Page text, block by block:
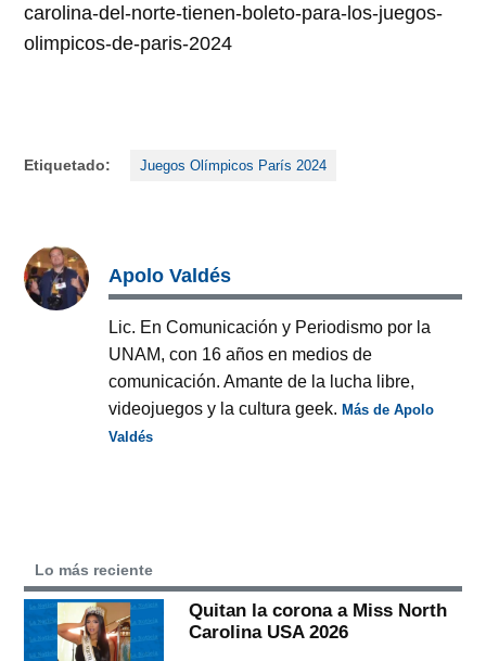
carolina-del-norte-tienen-boleto-para-los-juegos-
olimpicos-de-paris-2024
Etiquetado: Juegos Olímpicos París 2024
Apolo Valdés
Lic. En Comunicación y Periodismo por la
UNAM, con 16 años en medios de
comunicación. Amante de la lucha libre,
videojuegos y la cultura geek.Más de Apolo
Valdés
Lo más reciente
Quitan la corona a Miss North
Carolina USA 2026